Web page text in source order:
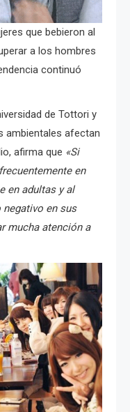
que bebieron al
a los hombres
continuó
de Tottori y
ambientales afectan
afirma que «Si
en
en adultas y al
negativo en sus
mucha atención a